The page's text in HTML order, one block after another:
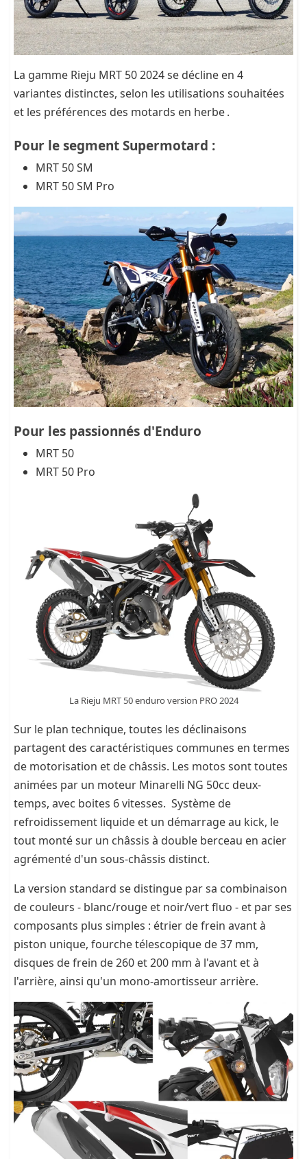
La gamme Rieju MRT 50 2024 se décline en 4
variantes distinctes, selon les utilisations souhaitées
et les préférences des motards en herbe .
Pour le segment Supermotard :
MRT 50 SM
MRT 50 SM Pro
Pour les passionnés d'Enduro
MRT 50
MRT 50 Pro
La Rieju MRT 50 enduro version PRO 2024
Sur le plan technique, toutes les déclinaisons
partagent des caractéristiques communes en termes
de motorisation et de châssis. Les motos sont toutes
animées par un moteur Minarelli NG 50cc deux-
temps, avec boites 6 vitesses. Système de
refroidissement liquide et un démarrage au kick, le
tout monté sur un châssis à double berceau en acier
agrémenté d'un sous-châssis distinct.
La version standard se distingue par sa combinaison
de couleurs - blanc/rouge et noir/vert fluo - et par ses
composants plus simples : étrier de frein avant à
piston unique, fourche télescopique de 37 mm,
disques de frein de 260 et 200 mm à l'avant et à
l'arrière, ainsi qu'un mono-amortisseur arrière.